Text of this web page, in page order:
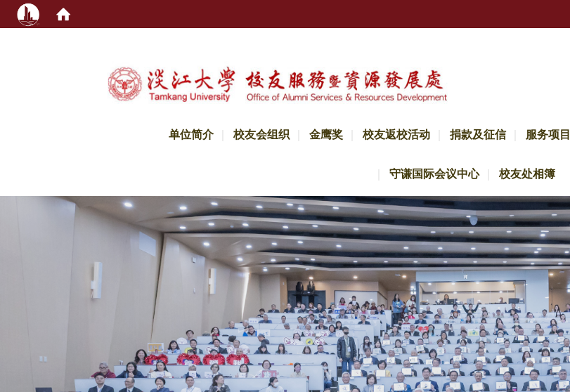
单位简介 校友会组织 金鹰奖 校友返校活动 捐款及征信 服务项目
守谦国际会议中心 校友处相簿